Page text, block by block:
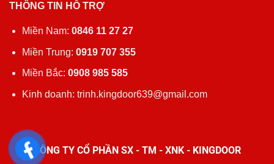
THÔNG TIN HỖ TRỢ
Miền Nam: 0846 11 27 27
Miền Trung: 0919 707 355
Miền Bắc: 0908 985 585
Kinh doanh: trinh.kingdoor639@gmail.com
CÔNG TY CỔ PHẦN SX - TM - XNK - KINGDOOR